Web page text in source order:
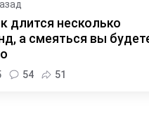
длится несколько
а смеяться вы
54 51